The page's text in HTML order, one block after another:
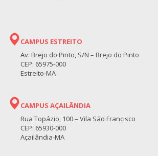
CAMPUS ESTREITO
Av. Brejo do Pinto, S/N – Brejo do Pinto
CEP: 65975-000
Estreito-MA
CAMPUS AÇAILÂNDIA
Rua Topázio, 100 – Vila São Francisco
CEP: 65930-000
Açailândia-MA